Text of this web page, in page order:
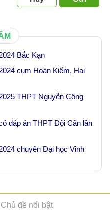
Bắc Kạn
cụm Hoàn Kiếm, Hai
THPT Nguyễn Công
đáp án THPT Đội Cấn lần
chuyên Đại học Vinh
Chủ đề nổi bật